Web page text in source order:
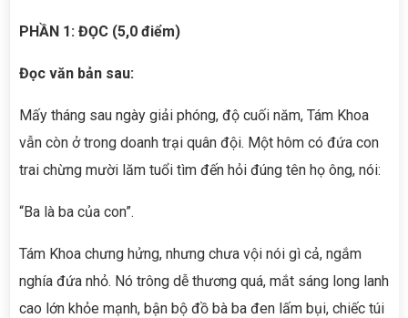
PHẦN 1: ĐỌC (5,0 điểm)
Đọc văn bản sau:
Mấy tháng sau ngày giải phóng, độ cuối năm, Tám Khoa
vẫn còn ở trong doanh trại quân đội. Một hôm có đứa con
trai chừng mười lăm tuổi tìm đến hỏi đúng tên họ ông, nói:
“Ba là ba của con”.
Tám Khoa chưng hửng, nhưng chưa vội nói gì cả, ngắm
nghía đứa nhỏ. Nó trông dễ thương quá, mắt sáng long lanh
cao lớn khỏe mạnh, bận bộ đồ bà ba đen lấm bụi, chiếc túi